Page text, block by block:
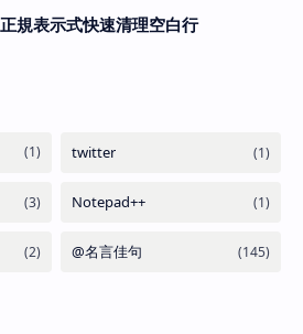
規表示式快速清理空白行